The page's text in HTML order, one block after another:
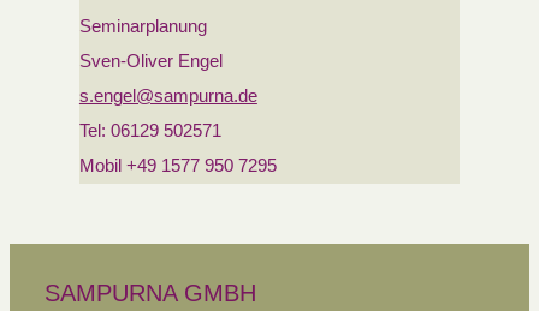
Seminarplanung
Sven-Oliver Engel
s.engel@sampurna.de
Tel: 06129 502571
Mobil +49 1577 950 7295
SAMPURNA GMBH